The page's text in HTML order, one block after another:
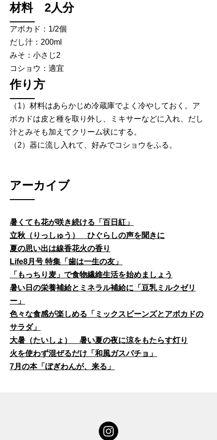
材料 2人分
アボカド：1/2個
だし汁：200ml
みそ：小さじ2
コショウ：適宜
作り方
（1）材料はあらかじめ冷蔵庫でよく冷やしておく。ア
ボカドは皮と種を取り外し、ミキサーなどに入れ、だし
汁とみそも加えてクリーム状にする。
（2）器に流し入れて、好みでコショウをふる。
アーカイブ
暑くても花が咲き続ける「百日紅」
立秋（りっしゅう） ひぐらしの声を聞きに
夏の思い出は線香花火の香り
Life8月号 特集「歯は一生の友」
「もっちり麦」で食物繊維生活を始めましょう
暑い日の栄養補給とミネラル補給に「豆乳ミルクゼリ
ー」
色々な食感が楽しめる「ミックスビーンズとアボカドの
サラダ」
大暑（たいしょ） 暑い夏の夜に涼をもたらす灯り
火を使わず混ぜるだけ「和風ガスパチョ」
7月の本「ぼぎわんが、来る」